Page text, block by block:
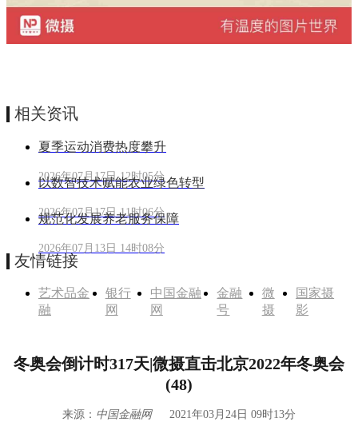
相关资讯
夏季运动消费热度攀升
2026年07月17日 12时05分
以数智技术赋能农业绿色转型
2026年07月17日 11时06分
规范化发展养老服务保障
2026年07月13日 14时08分
友情链接
艺术品金
融
银行
网
中国金融
网
金融
号
微
摄
国家摄
影
冬奥会倒计时317天|微摄直击北京2022年冬奥会
(48)
来源： 中国金融网 2021年03月24日 09时13分